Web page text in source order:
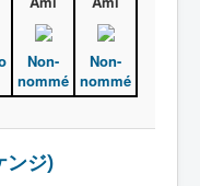
Non-
nommé
Non-
nommé
ンジ)